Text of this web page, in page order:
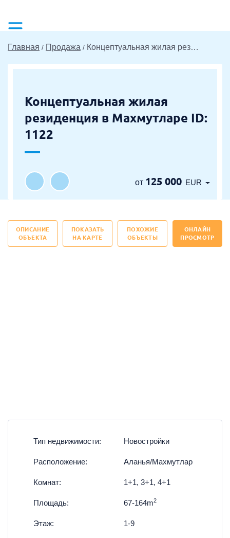
Главная Продажа Концептуальная жилая резиденция в Махмутларе ID: 1122
Концептуальная жилая
резиденция в Махмутларе ID:
1122
от 125 000 EUR
ОПИСАНИЕ
ОБЪЕКТА
ПОКАЗАТЬ
НА КАРТЕ
ПОХОЖИЕ
ОБЪЕКТЫ
ОНЛАЙН
ПРОСМОТР
Тип недвижимости: Новостройки
Расположение: Аланья/Махмутлар
Комнат: 1+1, 3+1, 4+1
Площадь: 67-164m2
Этаж: 1-9